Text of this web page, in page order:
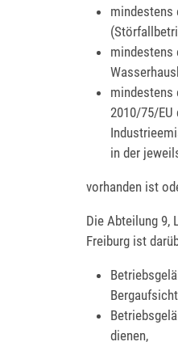
mindestens
mindestens
mindestens
2010/75/EU
in der
vorhanden ist
Die Abteilung 9,
Freiburg ist
dienen,